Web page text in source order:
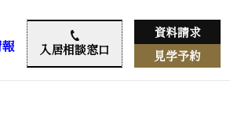
入居相談窓口
資料請求
見学予約